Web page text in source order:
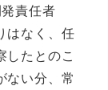
責任者
はなく、任
したとのこ
ない分、常